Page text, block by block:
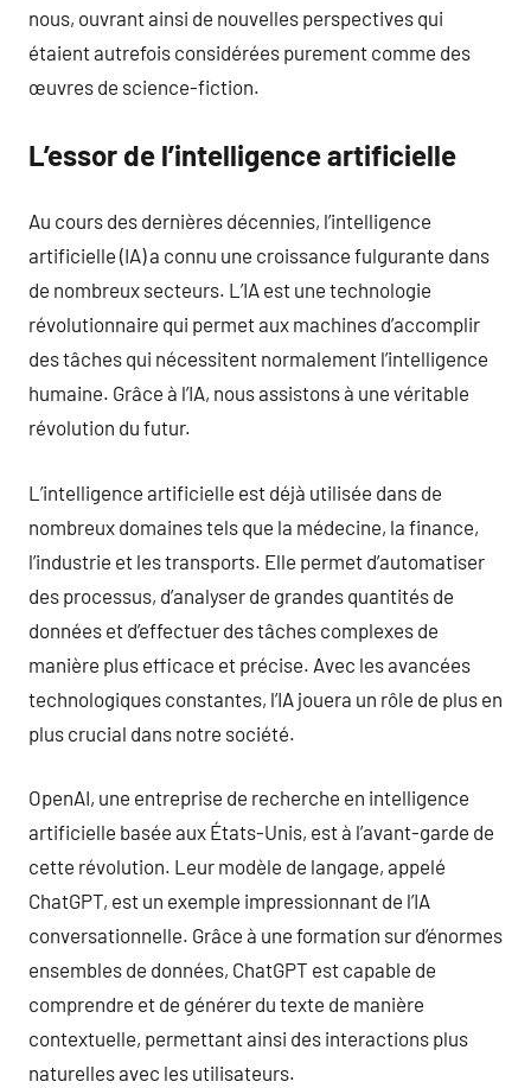
nous, ouvrant ainsi de nouvelles perspectives qui
étaient autrefois considérées purement comme des
œuvres de science-fiction.
L’essor de l’intelligence artificielle
Au cours des dernières décennies, l’intelligence
artificielle (IA) a connu une croissance fulgurante dans
de nombreux secteurs. L’IA est une technologie
révolutionnaire qui permet aux machines d’accomplir
des tâches qui nécessitent normalement l’intelligence
humaine. Grâce à l’IA, nous assistons à une véritable
révolution du futur.
L’intelligence artificielle est déjà utilisée dans de
nombreux domaines tels que la médecine, la finance,
l’industrie et les transports. Elle permet d’automatiser
des processus, d’analyser de grandes quantités de
données et d’effectuer des tâches complexes de
manière plus efficace et précise. Avec les avancées
technologiques constantes, l’IA jouera un rôle de plus en
plus crucial dans notre société.
OpenAI, une entreprise de recherche en intelligence
artificielle basée aux États-Unis, est à l’avant-garde de
cette révolution. Leur modèle de langage, appelé
ChatGPT, est un exemple impressionnant de l’IA
conversationnelle. Grâce à une formation sur d’énormes
ensembles de données, ChatGPT est capable de
comprendre et de générer du texte de manière
contextuelle, permettant ainsi des interactions plus
naturelles avec les utilisateurs.